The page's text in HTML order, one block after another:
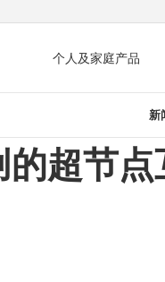
个人及家庭产品
新
的超节